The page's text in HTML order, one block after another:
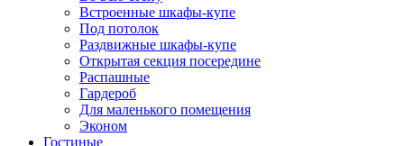
Встроенные шкафы-купе
Под потолок
Раздвижные шкафы-купе
Открытая секция посередине
Распашные
Гардероб
Для маленького помещения
Эконом
Гостиные